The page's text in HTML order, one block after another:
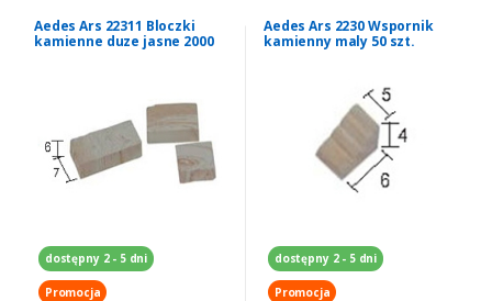
Aedes Ars 22311 Bloczki
kamienne duze jasne 2000
dostępny 2 - 5 dni
Promocja
Aedes Ars 2230 Wspornik
kamienny maly 50 szt.
dostępny 2 - 5 dni
Promocja